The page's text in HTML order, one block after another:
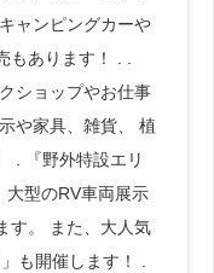
ャンピングカーや
あります！ . .
ショップやお仕事
や家具、雑貨、 植
. 『野外特設エリ
大型のRV車両展示
す。 また、大人気
も開催します！ .